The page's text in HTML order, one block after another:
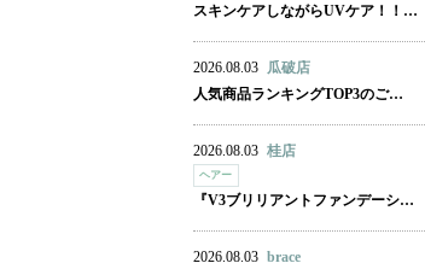
スキンケアしながらUVケア！！…
2026.08.03
瓜破店
人気商品ランキングTOP3のご…
2026.08.03 桂店
ヘアー
『V3ブリリアントファンデーシ…
2026.08.03 brace